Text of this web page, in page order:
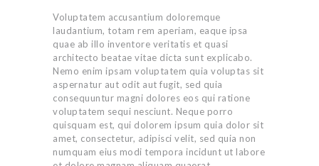
Voluptatem accusantium doloremque
laudantium, totam rem aperiam, eaque ipsa
quae ab illo inventore veritatis et quasi
architecto beatae vitae dicta sunt explicabo.
Nemo enim ipsam voluptatem quia voluptas sit
aspernatur aut odit aut fugit, sed quia
consequuntur magni dolores eos qui ratione
voluptatem sequi nesciunt. Neque porro
quisquam est, qui dolorem ipsum quia dolor sit
amet, consectetur, adipisci velit, sed quia non
numquam eius modi tempora incidunt ut labore